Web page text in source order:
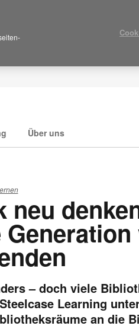
Über uns
neu
– doch viele
Learning
an die